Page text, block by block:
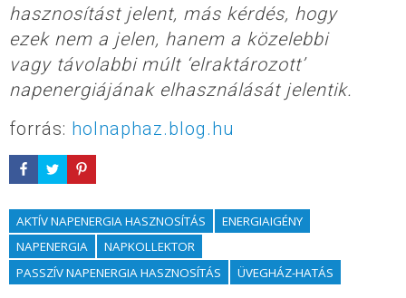
hasznosítást jelent, más kérdés, hogy
ezek nem a jelen, hanem a közelebbi
vagy távolabbi múlt ‘elraktározott’
napenergiájának elhasználását jelentik.
forrás: holnaphaz.blog.hu
AKTÍV NAPENERGIA HASZNOSÍTÁS
ENERGIAIGÉNY
NAPENERGIA
NAPKOLLEKTOR
PASSZÍV NAPENERGIA HASZNOSÍTÁS
ÜVEGHÁZ-HATÁS